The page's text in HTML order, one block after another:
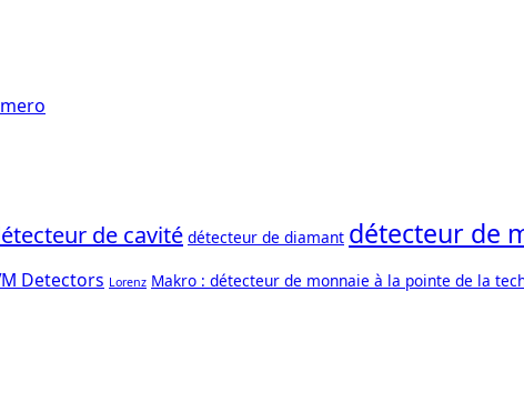
de cavité détecteur de diamant détecteur de
Detectors Lorenz Makro : détecteur de monnaie à la pointe de la